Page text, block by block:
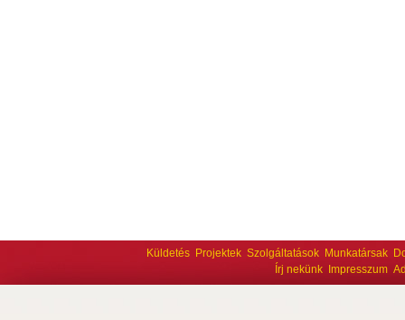
Küldetés Projektek Szolgáltatások Munkatársak
Írj nekünk
Impresszum